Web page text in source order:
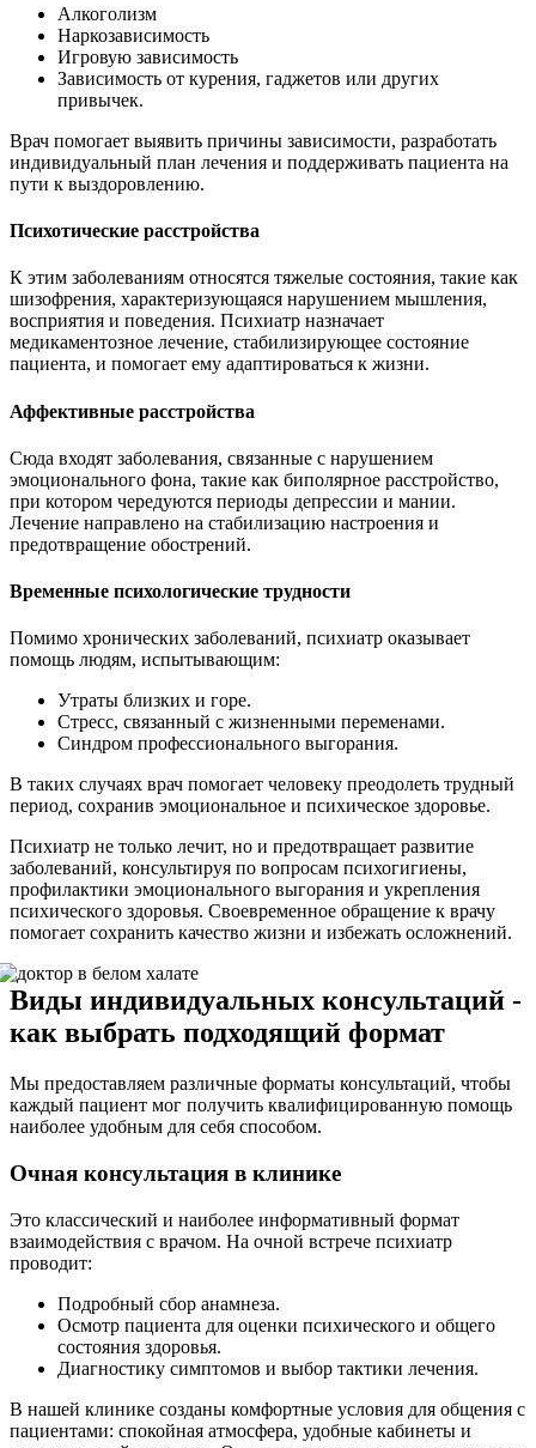
Алкоголизм
Наркозависимость
Игровую зависимость
Зависимость от курения, гаджетов или других
привычек.
Врач помогает выявить причины зависимости, разработать
индивидуальный план лечения и поддерживать пациента на
пути к выздоровлению.
Психотические расстройства
К этим заболеваниям относятся тяжелые состояния, такие как
шизофрения, характеризующаяся нарушением мышления,
восприятия и поведения. Психиатр назначает
медикаментозное лечение, стабилизирующее состояние
пациента, и помогает ему адаптироваться к жизни.
Аффективные расстройства
Сюда входят заболевания, связанные с нарушением
эмоционального фона, такие как биполярное расстройство,
при котором чередуются периоды депрессии и мании.
Лечение направлено на стабилизацию настроения и
предотвращение обострений.
Временные психологические трудности
Помимо хронических заболеваний, психиатр оказывает
помощь людям, испытывающим:
Утраты близких и горе.
Стресс, связанный с жизненными переменами.
Синдром профессионального выгорания.
В таких случаях врач помогает человеку преодолеть трудный
период, сохранив эмоциональное и психическое здоровье.
Психиатр не только лечит, но и предотвращает развитие
заболеваний, консультируя по вопросам психогигиены,
профилактики эмоционального выгорания и укрепления
психического здоровья. Своевременное обращение к врачу
помогает сохранить качество жизни и избежать осложнений.
Виды индивидуальных консультаций -
как выбрать подходящий формат
Мы предоставляем различные форматы консультаций, чтобы
каждый пациент мог получить квалифицированную помощь
наиболее удобным для себя способом.
Очная консультация в клинике
Это классический и наиболее информативный формат
взаимодействия с врачом. На очной встрече психиатр
проводит:
Подробный сбор анамнеза.
Осмотр пациента для оценки психического и общего
состояния здоровья.
Диагностику симптомов и выбор тактики лечения.
В нашей клинике созданы комфортные условия для общения с
пациентами: спокойная атмосфера, удобные кабинеты и